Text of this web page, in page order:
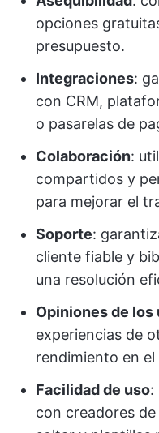
opciones
presupuesto.
Integraciones:
con CRM,
o pasarelas de
Colaboración:
compartidos y
para mejorar el
Soporte:
cliente fiable y
una resolución
Opiniones de los
experiencias de
rendimiento en el
Facilidad de uso:
con creadores